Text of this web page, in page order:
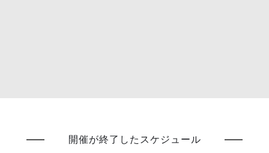
開催が終了したスケジュール